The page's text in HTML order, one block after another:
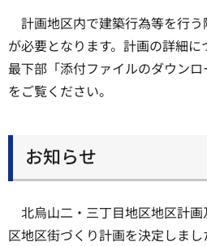
計画地区内で建築行為等を行
が必要となります。計画の詳細
最下部「添付ファイルのダウン
をご覧ください。
お知らせ
北烏山二・三丁目地区地区計
区地区街づくり計画を決定しま